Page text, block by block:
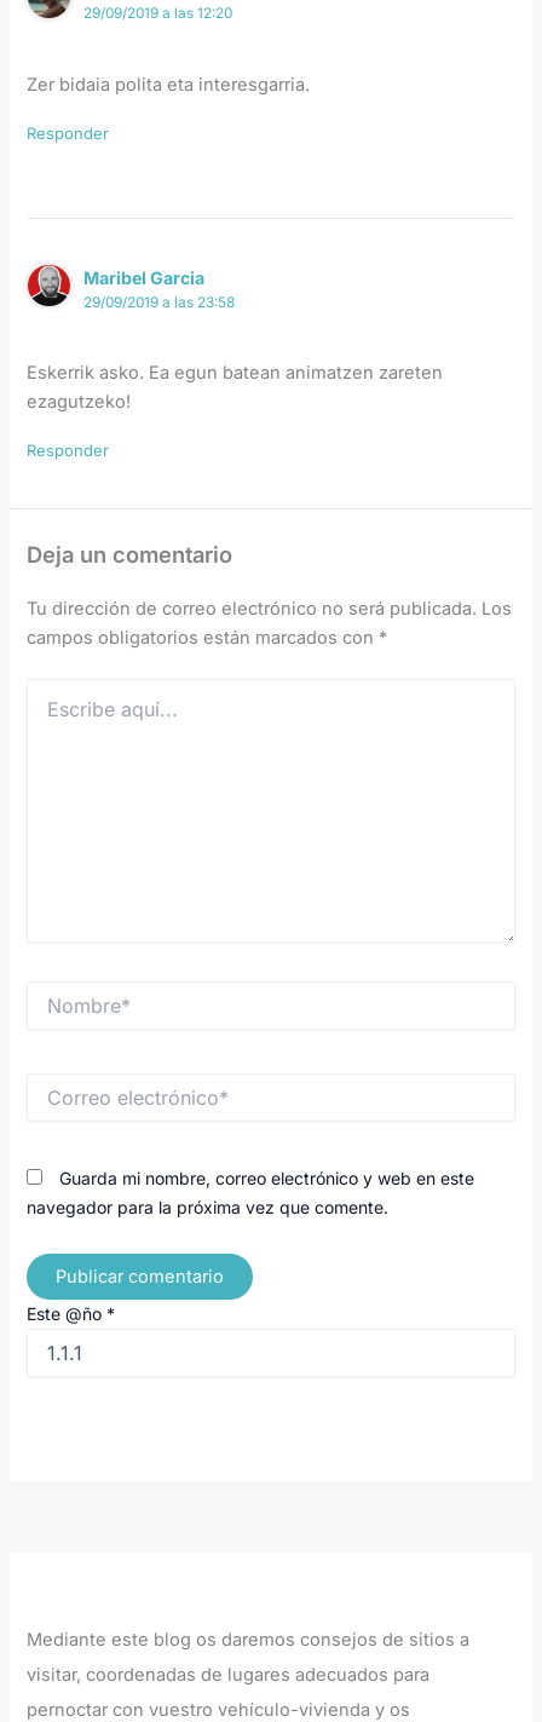
29/09/2019 a las 12:20
Zer bidaia polita eta interesgarria.
Responder
Maribel Garcia
29/09/2019 a las 23:58
Eskerrik asko. Ea egun batean animatzen zareten
ezagutzeko!
Responder
Deja un comentario
Tu dirección de correo electrónico no será publicada. Los
campos obligatorios están marcados con *
aquí...
electrónico*
Guarda mi nombre, correo electrónico y web en este
navegador para la próxima vez que comente.
Este @ño *
Mediante este blog os daremos consejos de sitios a
visitar, coordenadas de lugares adecuados para
pernoctar con vuestro vehículo-vivienda y os